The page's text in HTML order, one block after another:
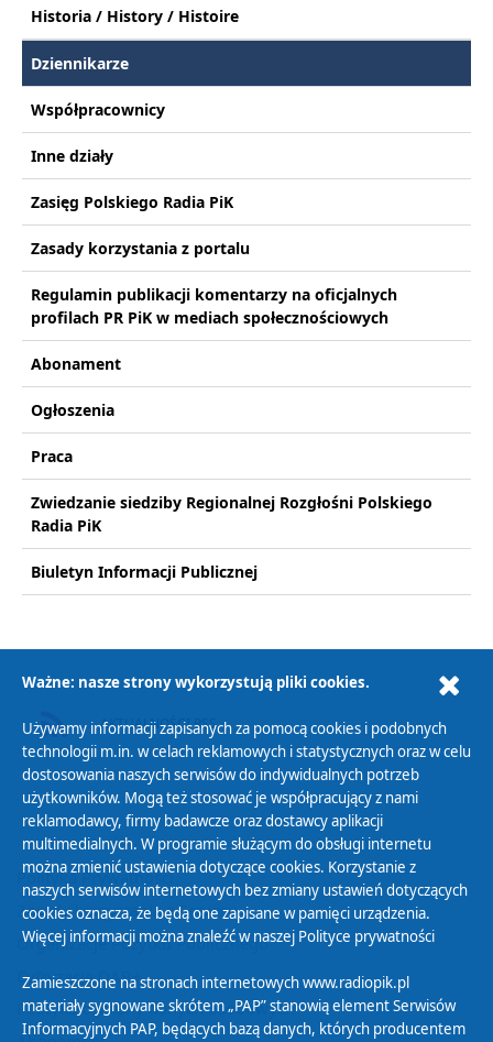
Historia / History / Histoire
Dziennikarze
Współpracownicy
Inne działy
Zasięg Polskiego Radia PiK
Zasady korzystania z portalu
Regulamin publikacji komentarzy na oficjalnych
profilach PR PiK w mediach społecznościowych
Abonament
Ogłoszenia
Praca
Zwiedzanie siedziby Regionalnej Rozgłośni Polskiego
Radia PiK
Biuletyn Informacji Publicznej
AKTUALNOŚCI RSS
Polityka Prywatności
Zasady korzystania z Serwisu
Organizacje Pożytku Publicznego
Cyfryzacja DAB+
Polityka ochrony danych osobowych
Ważne: nasze strony wykorzystują pliki cookies.
Używamy informacji zapisanych za pomocą cookies i podobnych
technologii m.in. w celach reklamowych i statystycznych oraz w celu
dostosowania naszych serwisów do indywidualnych potrzeb
użytkowników. Mogą też stosować je współpracujący z nami
reklamodawcy, firmy badawcze oraz dostawcy aplikacji
multimedialnych. W programie służącym do obsługi internetu
można zmienić ustawienia dotyczące cookies. Korzystanie z
naszych serwisów internetowych bez zmiany ustawień dotyczących
cookies oznacza, że będą one zapisane w pamięci urządzenia.
Więcej informacji można znaleźć w naszej Polityce prywatności
Zamieszczone na stronach internetowych www.radiopik.pl
materiały sygnowane skrótem „PAP” stanowią element Serwisów
Informacyjnych PAP, będących bazą danych, których producentem